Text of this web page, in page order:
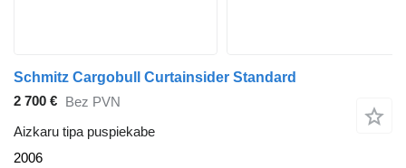
Schmitz Cargobull Curtainsider Standard
2 700 € Bez PVN
Aizkaru tipa puspiekabe
2006